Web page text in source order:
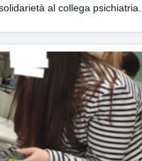
al collega psichiatria...